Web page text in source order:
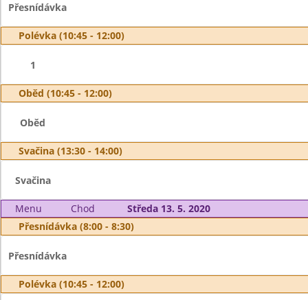
Přesnídávka
Polévka (10:45 - 12:00)
1
Oběd (10:45 - 12:00)
Oběd
Svačina (13:30 - 14:00)
Svačina
Menu Chod
Středa 13. 5. 2020
Přesnídávka (8:00 - 8:30)
Přesnídávka
Polévka (10:45 - 12:00)